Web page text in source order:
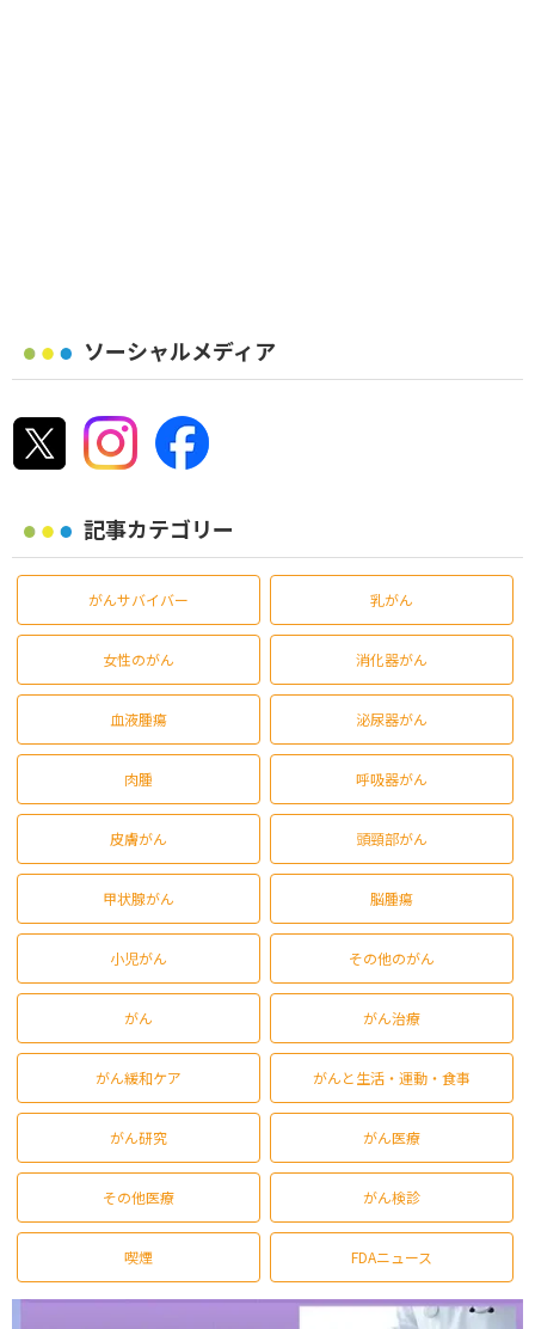
ソーシャルメディア
記事カテゴリー
がんサバイバー 乳がん
女性のがん 消化器がん
血液腫瘍 泌尿器がん
肉腫 呼吸器がん
皮膚がん 頭頸部がん
甲状腺がん 脳腫瘍
小児がん その他のがん
がん がん治療
がん緩和ケア がんと生活・運動・食事
がん研究 がん医療
その他医療 がん検診
喫煙 FDAニュース